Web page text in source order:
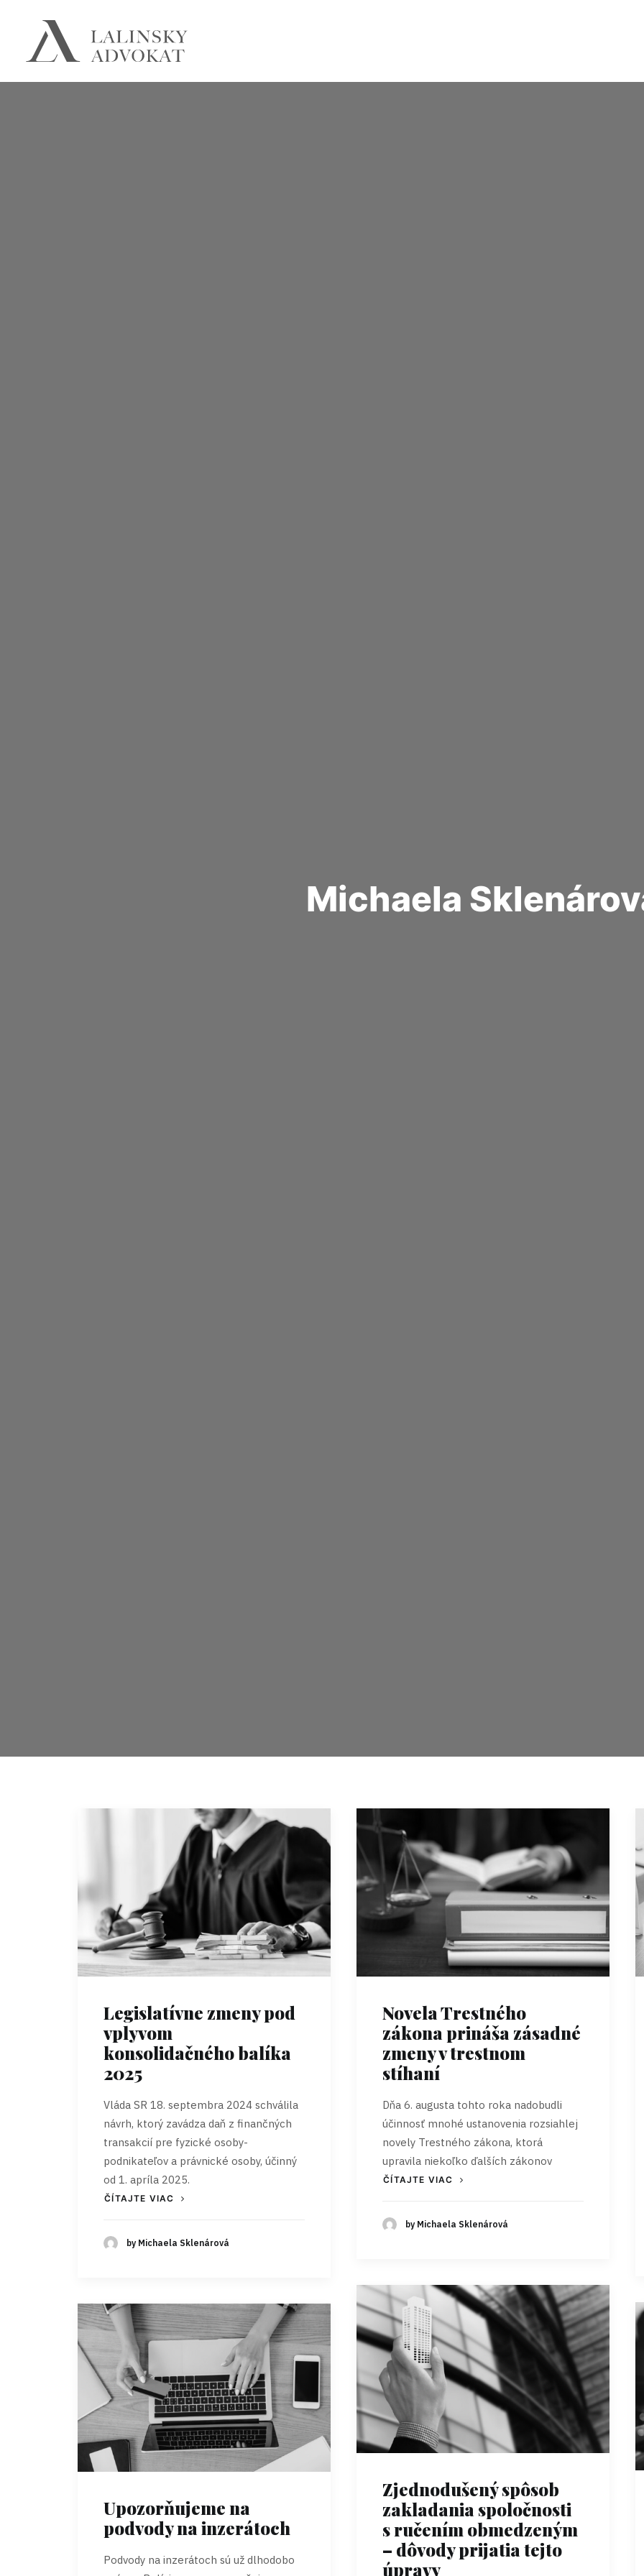
Michaela
Legislatívne zmeny pod
vplyvom
konsolidačného balíka
2025
Vláda SR 18. septembra 2024 schválila
návrh, ktorý zavádza daň z finančných
transakcií pre fyzické osoby-
podnikateľov a právnické osoby, účinný
od 1. apríla 2025.
ČÍTAJTE VIAC
by Michaela Sklenárová
Novela Trestného
zákona prináša zásadné
zmeny v trestnom
stíhaní
Dňa 6. augusta tohto roka nadobudli
účinnosť mnohé ustanovenia rozsiahlej
novely Trestného zákona, ktorá
upravila niekoľko ďalších zákonov
ČÍTAJTE VIAC
by Michaela Sklenárová
Zjednodušený spôsob
zakladania spoločnosti
s ručením obmedzeným
– dôvody prijatia tejto
úpravy
Upozorňujeme na
podvody na inzerátoch
Podvody na inzerátoch sú už dlhodobo